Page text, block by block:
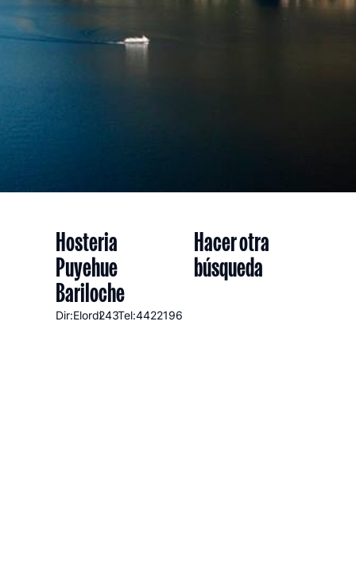
Hosteria
Puyehue
Bariloche
Dir:Elordi243Tel:4422196
Hacer otra
búsqueda